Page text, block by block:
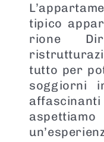
tipico
rione
tutto per
soggiorni